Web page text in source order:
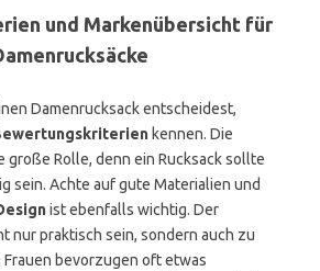
und Markenübersicht für
Damenrucksack entscheidest,
kennen. Die
große Rolle, denn ein Rucksack sollte
sein. Achte auf gute Materialien und
ist ebenfalls wichtig. Der
nur praktisch sein, sondern auch zu
Frauen bevorzugen oft etwas